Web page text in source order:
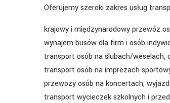
Oferujemy szeroki zakres usług
krajowy i międzynarodowy przewóz
wynajem busów dla firm i osób
transport osób na ślubach/
transport osób na imprezach
przewozy osób na koncertach,
transport wycieczek szkolnych i